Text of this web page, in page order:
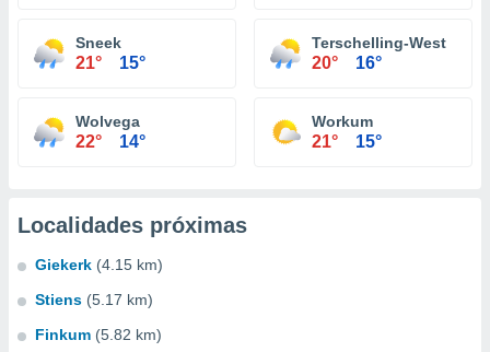
Sneek
21° 15°
Terschelling-West
20° 16°
Wolvega
22° 14°
Workum
21° 15°
Localidades próximas
Giekerk (4.15 km)
Stiens (5.17 km)
Finkum (5.82 km)